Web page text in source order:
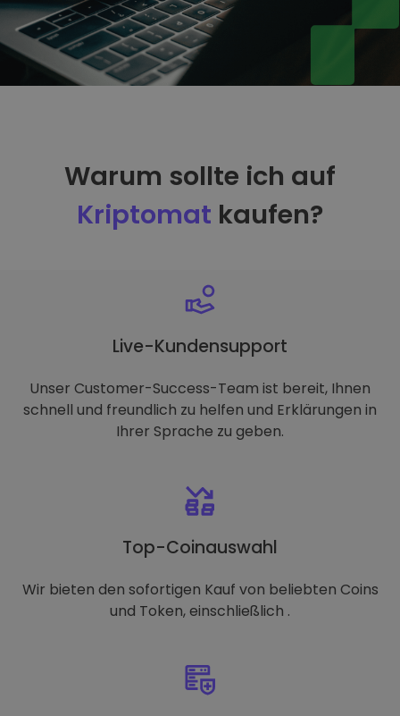
Warum sollte ich auf
Kriptomat kaufen?
Live-Kundensupport
Unser Customer-Success-Team ist bereit, Ihnen
schnell und freundlich zu helfen und Erklärungen in
Ihrer Sprache zu geben.
Top-Coinauswahl
Wir bieten den sofortigen Kauf von beliebten Coins
und Token, einschließlich .